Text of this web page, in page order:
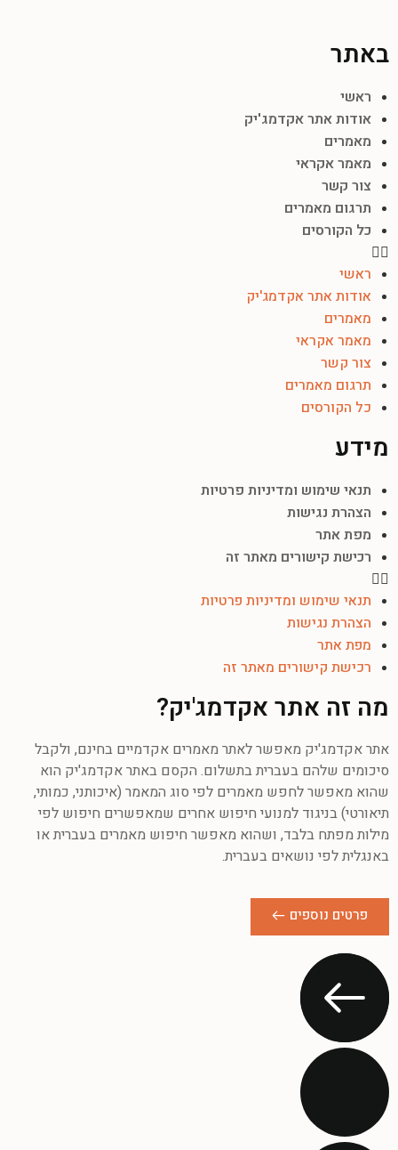
באתר
ראשי
אודות אתר אקדמג'יק
מאמרים
מאמר אקראי
צור קשר
תרגום מאמרים
כל הקורסים
ראשי
אודות אתר אקדמג'יק
מאמרים
מאמר אקראי
צור קשר
תרגום מאמרים
כל הקורסים
מידע
תנאי שימוש ומדיניות פרטיות
הצהרת נגישות
מפת אתר
רכישת קישורים מאתר זה
תנאי שימוש ומדיניות פרטיות
הצהרת נגישות
מפת אתר
רכישת קישורים מאתר זה
מה זה אתר אקדמג'יק?
אתר אקדמג'יק מאפשר לאתר מאמרים אקדמיים בחינם, ולקבל
סיכומים שלהם בעברית בתשלום. הקסם באתר אקדמג'יק הוא
שהוא מאפשר לחפש מאמרים לפי סוג המאמר (איכותני, כמותי,
תיאורטי) בניגוד למנועי חיפוש אחרים שמאפשרים חיפוש לפי
מילות מפתח בלבד, ושהוא מאפשר חיפוש מאמרים בעברית או
באנגלית לפי נושאים בעברית.
פרטים נוספים